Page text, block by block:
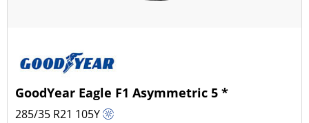
GoodYear Eagle F1 Asymmetric 5 *
285/35 R21 105Y